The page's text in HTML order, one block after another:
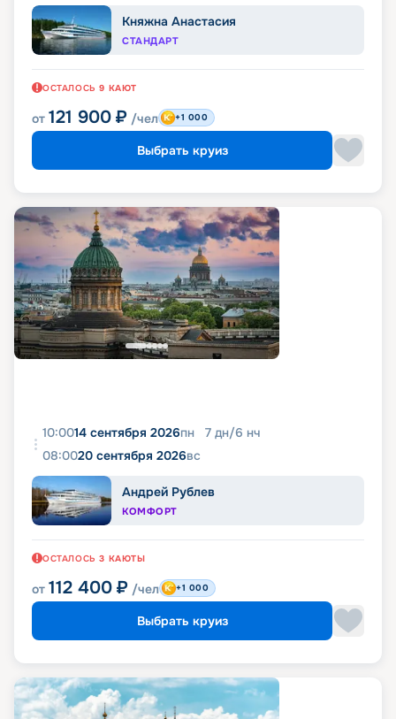
Княжна Анастасия
СТАНДАРТ
ОСТАЛОСЬ 9 КАЮТ
от 121 900 ₽ /чел +1 000
Выбрать круиз
10:0014 сентября 2026пн 7 дн/6 нч
08:0020 сентября 2026вс
Андрей Рублев
КОМФОРТ
ОСТАЛОСЬ 3 КАЮТЫ
от 112 400 ₽ /чел +1 000
Выбрать круиз